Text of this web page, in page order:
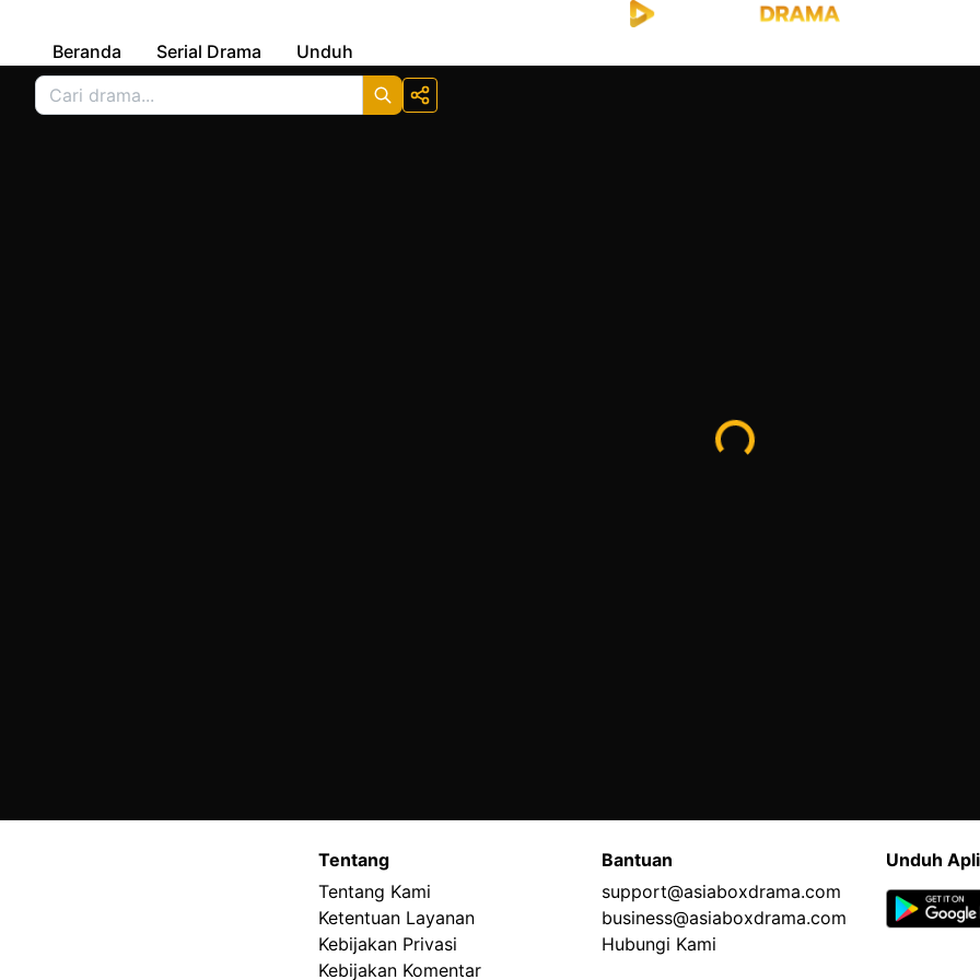
Beranda Serial Drama Unduh
Tentang
Tentang Kami
Ketentuan Layanan
Kebijakan Privasi
Kebijakan Komentar
Bantuan
support@asiaboxdrama.com
business@asiaboxdrama.com
Hubungi Kami
Unduh